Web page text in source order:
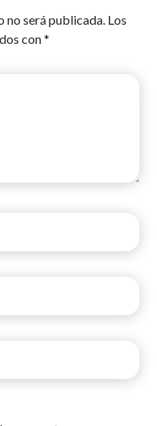
no será publicada. Los
con*